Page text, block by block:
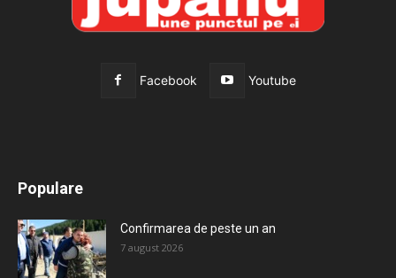
Facebook Youtube
Populare
Confirmarea de peste un an
7 august 2026